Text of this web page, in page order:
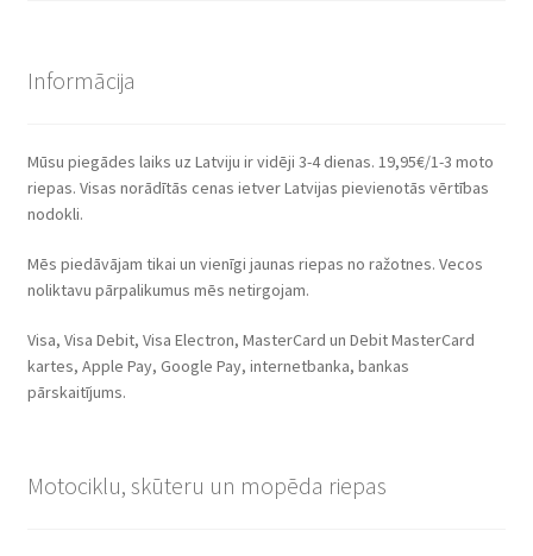
Informācija
Mūsu piegādes laiks uz Latviju ir vidēji 3-4 dienas. 19,95€/1-3 moto
riepas. Visas norādītās cenas ietver Latvijas pievienotās vērtības
nodokli.
Mēs piedāvājam tikai un vienīgi jaunas riepas no ražotnes. Vecos
noliktavu pārpalikumus mēs netirgojam.
Visa, Visa Debit, Visa Electron, MasterCard un Debit MasterCard
kartes, Apple Pay, Google Pay, internetbanka, bankas
pārskaitījums.
Motociklu, skūteru un mopēda riepas